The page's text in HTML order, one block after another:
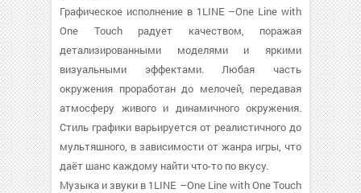
Графическое исполнение в 1LINE –One Line with
One Touch радует качеством, поражая
детализированными моделями и яркими
визуальными эффектами. Любая часть
окружения проработан до мелочей, передавая
атмосферу живого и динамичного окружения.
Стиль графики варьируется от реалистичного до
мультяшного, в зависимости от жанра игры, что
даёт шанс каждому найти что-то по вкусу.
Музыка и звуки в 1LINE –One Line with One Touch